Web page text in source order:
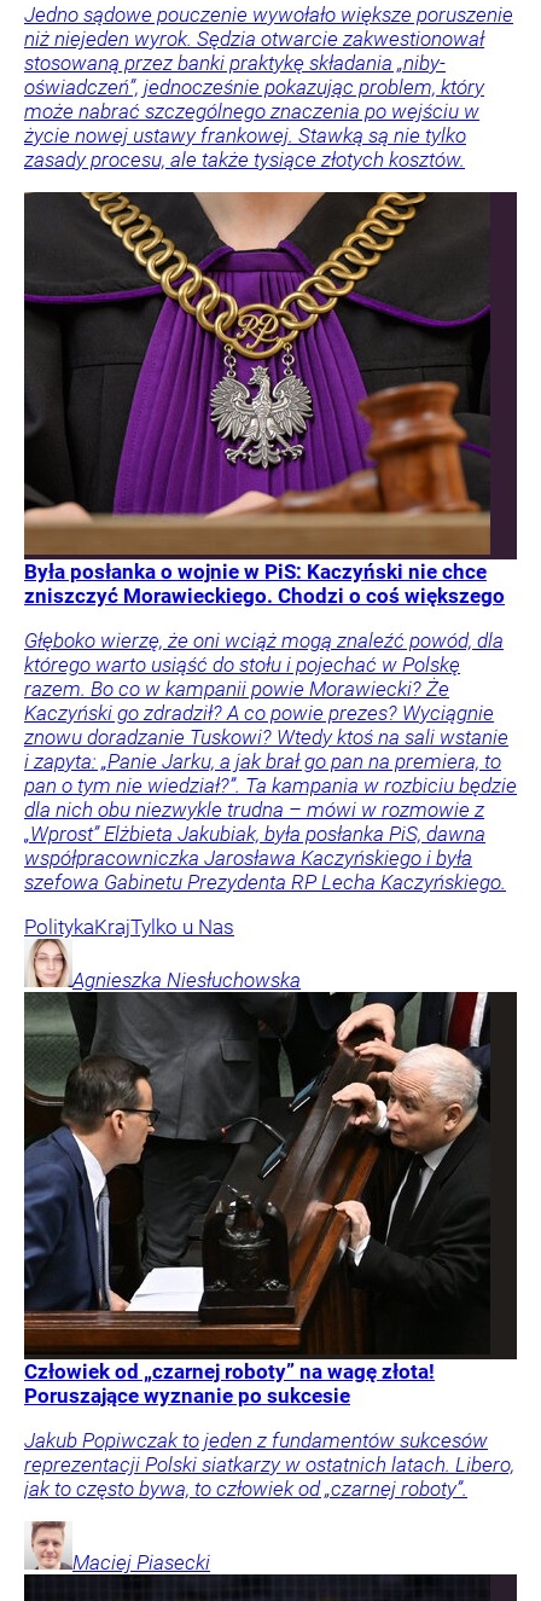
Jedno sądowe pouczenie wywołało większe poruszenie
niż niejeden wyrok. Sędzia otwarcie zakwestionował
stosowaną przez banki praktykę składania „niby-
oświadczeń”, jednocześnie pokazując problem, który
może nabrać szczególnego znaczenia po wejściu w
życie nowej ustawy frankowej. Stawką są nie tylko
zasady procesu, ale także tysiące złotych kosztów.
Była posłanka o wojnie w PiS: Kaczyński nie chce
zniszczyć Morawieckiego. Chodzi o coś większego
Głęboko wierzę, że oni wciąż mogą znaleźć powód, dla
którego warto usiąść do stołu i pojechać w Polskę
razem. Bo co w kampanii powie Morawiecki? Że
Kaczyński go zdradził? A co powie prezes? Wyciągnie
znowu doradzanie Tuskowi? Wtedy ktoś na sali wstanie
i zapyta: „Panie Jarku, a jak brał go pan na premiera, to
pan o tym nie wiedział?”. Ta kampania w rozbiciu będzie
dla nich obu niezwykle trudna – mówi w rozmowie z
„Wprost” Elżbieta Jakubiak, była posłanka PiS, dawna
współpracowniczka Jarosława Kaczyńskiego i była
szefowa Gabinetu Prezydenta RP Lecha Kaczyńskiego.
PolitykaKrajTylko u Nas
Agnieszka Niesłuchowska
Człowiek od „czarnej roboty” na wagę złota!
Poruszające wyznanie po sukcesie
Jakub Popiwczak to jeden z fundamentów sukcesów
reprezentacji Polski siatkarzy w ostatnich latach. Libero,
jak to często bywa, to człowiek od „czarnej roboty”.
Maciej Piasecki